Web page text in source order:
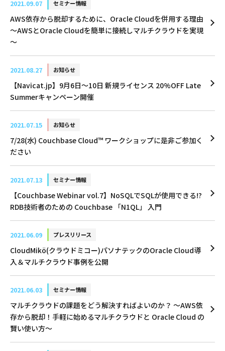
2021.09.07 セミナー情報
AWS依存から脱却するために、Oracle Cloudを併用する理由
～AWSとOracle Cloudを簡単に接続しマルチクラウドを実現
～
2021.08.27 お知らせ
【Navicat.jp】9月6日〜10日 新規ライセンス 20%OFF Late
Summerキャンペーン開催
2021.07.15 お知らせ
7/28(水) Couchbase Cloud™ ワークショップに是非ご参加く
ださい
2021.07.13 セミナー情報
【Couchbase Webinar vol.7】NoSQLでSQLが使用できる!?
RDB技術者のための Couchbase 「N1QL」 入門
2021.06.09 プレスリリース
CloudMikö(クラウドミコー)パソナテックのOracle Cloud導
入＆マルチクラウド事例を公開
2021.06.03 セミナー情報
マルチクラウドの課題をどう解決すればよいのか？ ～AWS依
存から脱却！手軽に始めるマルチクラウドと Oracle Cloud の
賢い使い方～